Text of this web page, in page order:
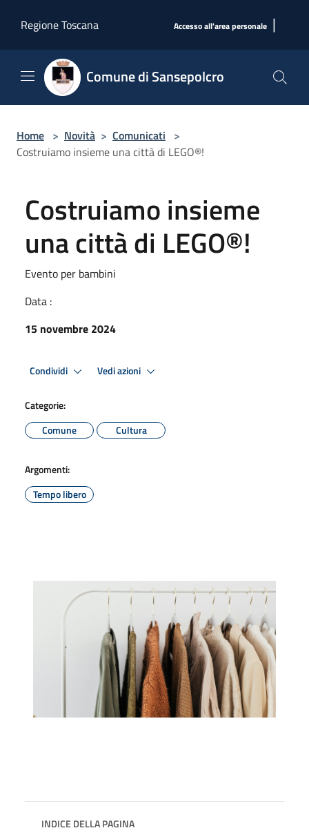
Regione Toscana
Accesso all'area personale |
Comune di Sansepolcro
Home > Novità > Comunicati >
Costruiamo insieme una città di LEGO®!
Costruiamo insieme
una città di LEGO®!
Evento per bambini
Data :
15 novembre 2024
Condividi Vedi azioni
Categorie:
Comune
Cultura
Argomenti:
Tempo libero
INDICE DELLA PAGINA